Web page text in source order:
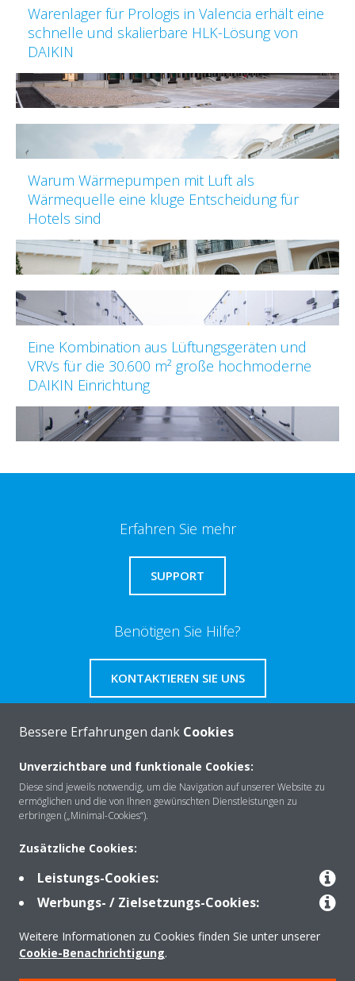
Warenlager für Prologis in Valencia erhält eine
schnelle und skalierbare HLK-Lösung von
DAIKIN
Warum Wärmepumpen mit Luft als
Wärmequelle eine kluge Entscheidung für
Hotels sind
Eine Kombination aus Lüftungsgeräten und
VRVs für die 30.600 m² große hochmoderne
DAIKIN Einrichtung
Erfahren Sie mehr
SUPPORT
Benötigen Sie Hilfe?
KONTAKTIEREN SIE UNS
Über Daikin
Produkte
Bessere Erfahrungen dank Cookies
Unverzichtbare und funktionale Cookies:
Diese sind jeweils notwendig, um die Navigation auf unserer Website zu
ermöglichen und die von Ihnen gewünschten Dienstleistungen zu
erbringen („Minimal-Cookies“).
Zusätzliche Cookies:
Leistungs-Cookies:
Werbungs- / Zielsetzungs-Cookies:
Weitere Informationen zu Cookies finden Sie unter unserer
Cookie-Benachrichtigung.